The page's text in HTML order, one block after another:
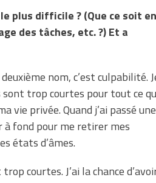
plus difficile ? (Que ce soit en
des tâches, etc. ?) Et a
nom, c’est culpabilité.
trop courtes pour tout ce
vie privée. Quand j’ai passé une
à fond pour me retirer mes
états d’âmes.
courtes. J’ai la chance